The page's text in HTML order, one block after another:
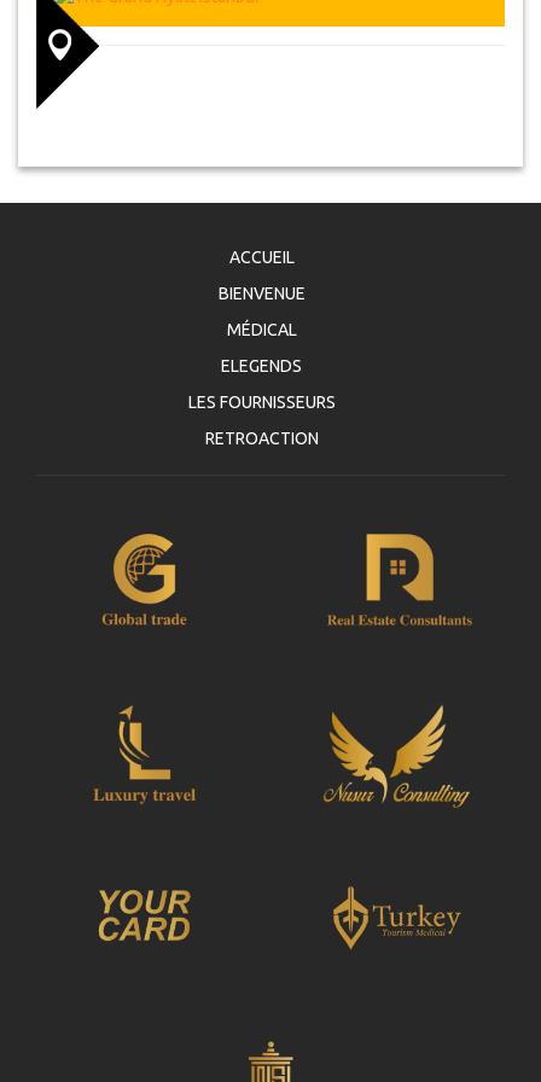
hôteliers avant votre arrivée.
ACCUEIL
BIENVENUE
MÉDICAL
ELEGENDS
LES FOURNISSEURS
RETROACTION